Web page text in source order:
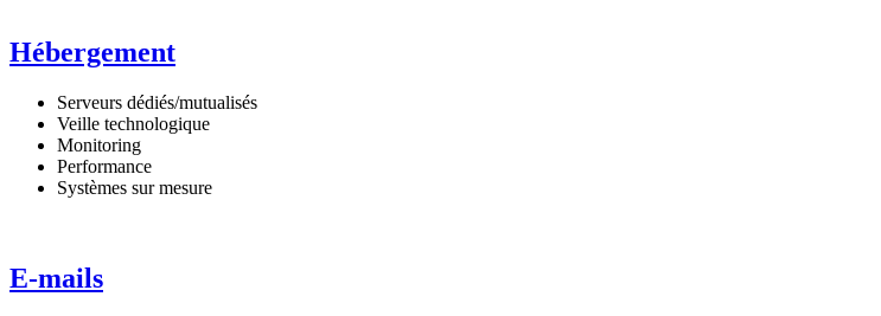
Hébergement
Serveurs dédiés/mutualisés
Veille technologique
Monitoring
Performance
Systèmes sur mesure
E-mails